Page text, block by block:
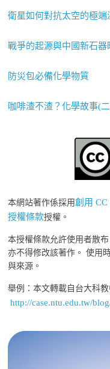
衛星如何對抗太空的極
戰爭的起源與中國新石器
防災包必備化學物質
咖啡渣不渣？化學故事(
本網站著作係採用創用
授權條款授權。
本授權條款允許使用者散
亦不得修改該著作。 使用
與來源。
舉例：本文轉載自台大科
http://case.ntu.edu.tw/